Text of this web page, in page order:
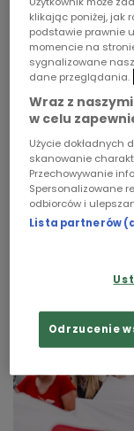
Kierowcy
Dzieci
Chopin
Podcasty
STUDIO
Prezentujemy
Grand PiK,
rewolucji nikt
lat cierpliwie
Aleksandra
wyborów,
opozycyjnych
praw
klikając poniżej, jak
podstawie prawnie
momencie na
sygnalizowane
dane przeglądania.
Wraz z
w celu
Użycie dokładnych
skanowanie
Przechowywanie
Spersonalizowane
odbiorców i
Lista partnerów
Odrzucenie